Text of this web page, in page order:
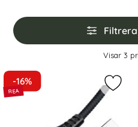
Hoppa
över
filtersektionen
Filtrera & sortera
Visar 3
produktlista
-16%